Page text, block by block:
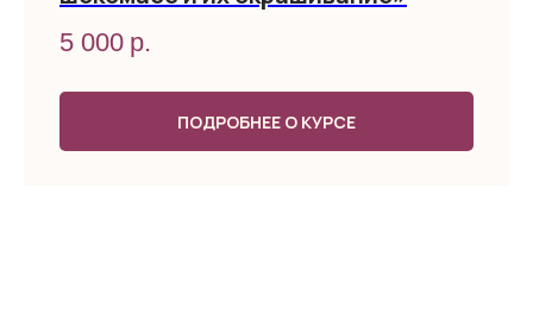
5 000 р.
ПОДРОБНЕЕ О КУРСЕ